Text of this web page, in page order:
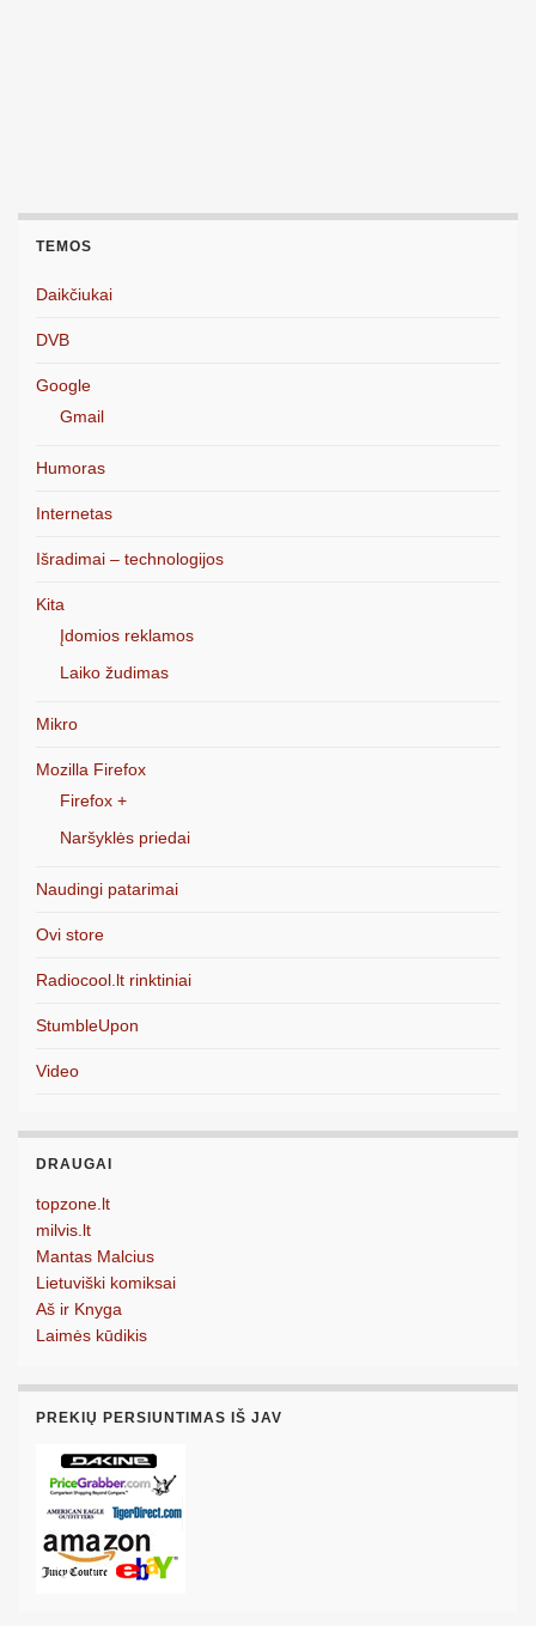
TEMOS
Daikčiukai
DVB
Google
Gmail
Humoras
Internetas
Išradimai – technologijos
Kita
Įdomios reklamos
Laiko žudimas
Mikro
Mozilla Firefox
Firefox +
Naršyklės priedai
Naudingi patarimai
Ovi store
Radiocool.lt rinktiniai
StumbleUpon
Video
DRAUGAI
topzone.lt
milvis.lt
Mantas Malcius
Lietuviški komiksai
Aš ir Knyga
Laimės kūdikis
PREKIŲ PERSIUNTIMAS IŠ JAV